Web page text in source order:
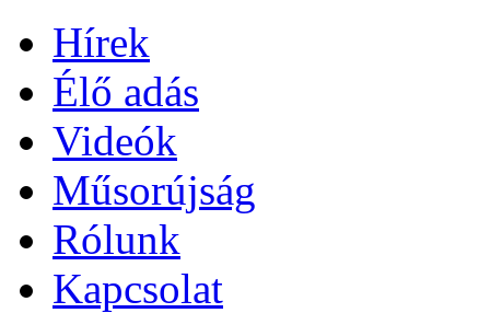
Hírek
Élő adás
Videók
Műsorújság
Rólunk
Kapcsolat